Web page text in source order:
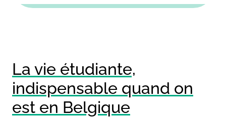
La vie étudiante,
indispensable quand on
est en Belgique